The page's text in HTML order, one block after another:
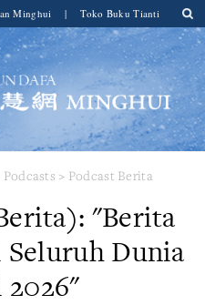
Minghui | Toko Buku Tianti
Podcasts > Podcast Berita
"Berita
Seluruh Dunia
2026"